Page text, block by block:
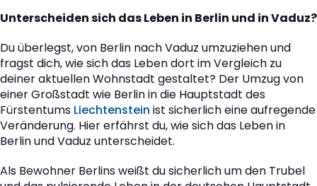
Unterscheiden sich das Leben in Berlin und in Vaduz?
Du überlegst, von Berlin nach Vaduz umzuziehen und
fragst dich, wie sich das Leben dort im Vergleich zu
deiner aktuellen Wohnstadt gestaltet? Der Umzug von
einer Großstadt wie Berlin in die Hauptstadt des
Fürstentums Liechtenstein ist sicherlich eine aufregende
Veränderung. Hier erfährst du, wie sich das Leben in
Berlin und Vaduz unterscheidet.
Als Bewohner Berlins weißt du sicherlich um den Trubel